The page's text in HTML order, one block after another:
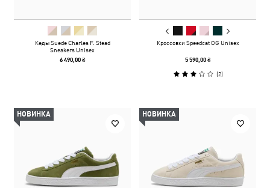
Кеды Suede Charles F. Stead
Sneakers Unisex
6 490,00 ₴
Кроссовки Speedcat OG Unisex
5 590,00 ₴
(2)
НОВИНКА НОВИНКА